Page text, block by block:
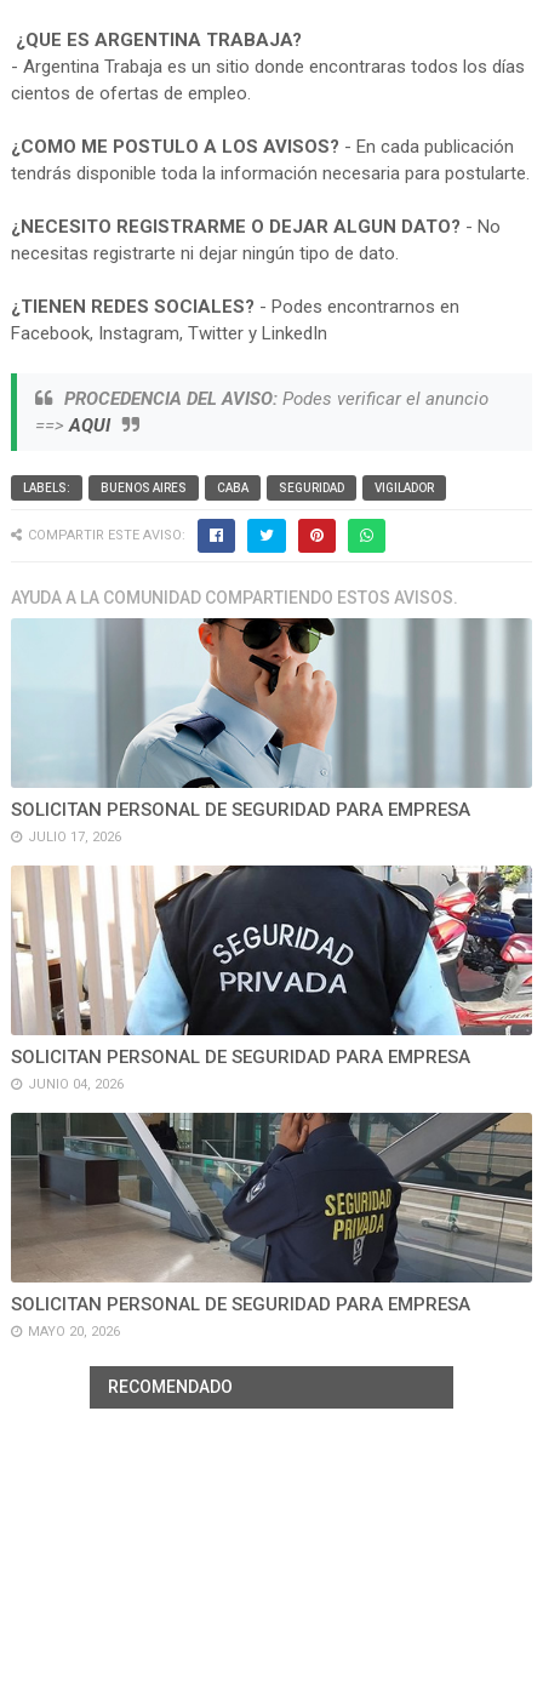
¿QUE ES ARGENTINA TRABAJA?
- Argentina Trabaja es un sitio donde encontraras todos los días
cientos de ofertas de empleo.
¿COMO ME POSTULO A LOS AVISOS? - En cada publicación
tendrás disponible toda la información necesaria para postularte.
¿NECESITO REGISTRARME O DEJAR ALGUN DATO? - No
necesitas registrarte ni dejar ningún tipo de dato.
¿TIENEN REDES SOCIALES? - Podes encontrarnos en
Facebook, Instagram, Twitter y LinkedIn
PROCEDENCIA DEL AVISO:Podes verificar el anuncio
==>AQUI
LABELS: BUENOS AIRES CABA SEGURIDAD VIGILADOR
COMPARTIR ESTE AVISO:
AYUDA A LA COMUNIDAD COMPARTIENDO ESTOS AVISOS.
SOLICITAN PERSONAL DE SEGURIDAD PARA EMPRESA
JULIO 17, 2026
SOLICITAN PERSONAL DE SEGURIDAD PARA EMPRESA
JUNIO 04, 2026
SOLICITAN PERSONAL DE SEGURIDAD PARA EMPRESA
MAYO 20, 2026
RECOMENDADO